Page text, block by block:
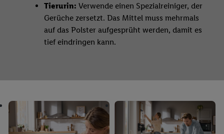
Tierurin: Verwende einen Spezialreiniger, der
Gerüche zersetzt. Das Mittel muss mehrmals
auf das Polster aufgesprüht werden, damit es
tief eindringen kann.